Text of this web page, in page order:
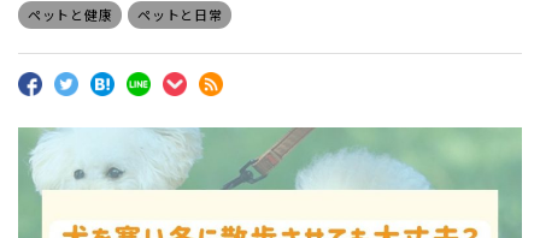
ペットと健康
ペットと日常